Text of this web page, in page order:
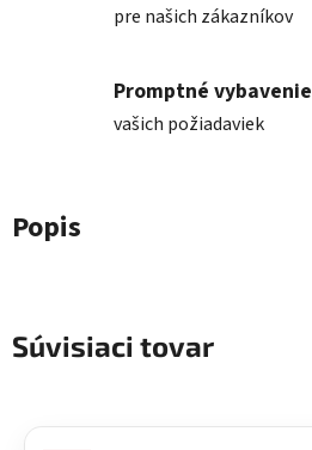
pre našich zákazníkov
Promptné vybavenie
vašich požiadaviek
Popis
Súvisiaci tovar